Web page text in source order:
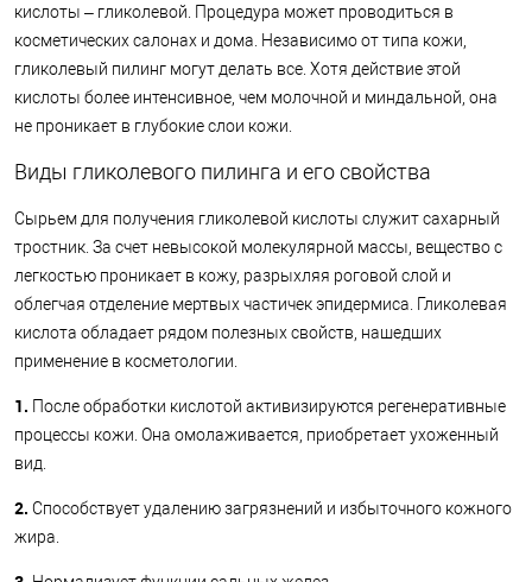
кислоты – гликолевой. Процедура может проводиться в
косметических салонах и дома. Независимо от типа кожи,
гликолевый пилинг могут делать все. Хотя действие этой
кислоты более интенсивное, чем молочной и миндальной, она
не проникает в глубокие слои кожи.
Виды гликолевого пилинга и его свойства
Сырьем для получения гликолевой кислоты служит сахарный
тростник. За счет невысокой молекулярной массы, вещество с
легкостью проникает в кожу, разрыхляя роговой слой и
облегчая отделение мертвых частичек эпидермиса. Гликолевая
кислота обладает рядом полезных свойств, нашедших
применение в косметологии.
1. После обработки кислотой активизируются регенеративные
процессы кожи. Она омолаживается, приобретает ухоженный
вид.
2. Способствует удалению загрязнений и избыточного кожного
жира.